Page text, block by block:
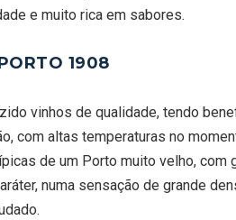
e muito rica em sabores.
1908
vinhos de qualidade, tendo
com altas temperaturas no
de um Porto muito velho, com
numa sensação de grande